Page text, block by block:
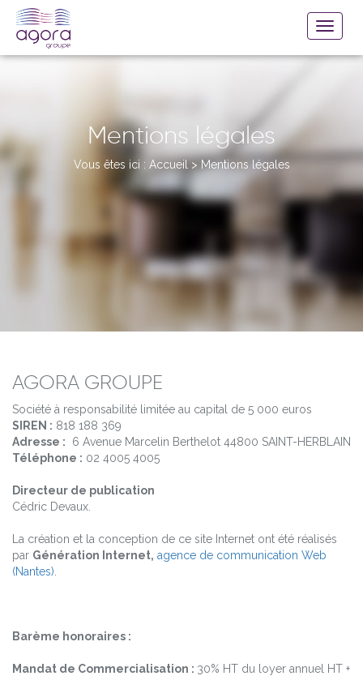
Mentions légales
Vous êtes ici : Accueil > Mentions légales
AGORA GROUPE
Société à responsabilité limitée au capital de 5 000 euros
SIREN : 818 188 369
Adresse : 6 Avenue Marcelin Berthelot 44800 SAINT-HERBLAIN
Téléphone : 02 4005 4005
Directeur de publication
Cédric Devaux.
La création et la conception de ce site Internet ont été réalisés
par Génération Internet, agence de communication Web
(Nantes)
Barème honoraires :
Mandat de Commercialisation : 30% HT du loyer annuel HT +